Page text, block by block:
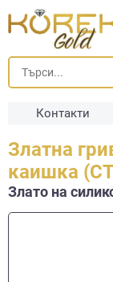
Контакти
Златна
каишка
Злато на